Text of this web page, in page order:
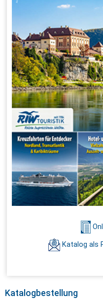
Katalog als
Katalogbestellung